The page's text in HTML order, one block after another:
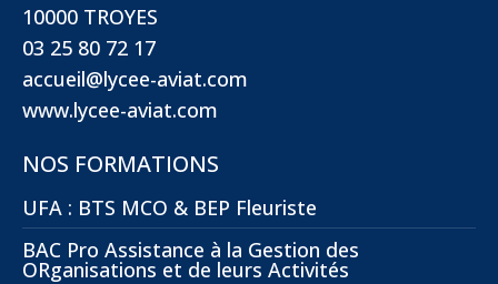
10000 TROYES
03 25 80 72 17
accueil@lycee-aviat.com
www.lycee-aviat.com
NOS FORMATIONS
UFA : BTS MCO & BEP Fleuriste
BAC Pro Assistance à la Gestion des
ORganisations et de leurs Activités